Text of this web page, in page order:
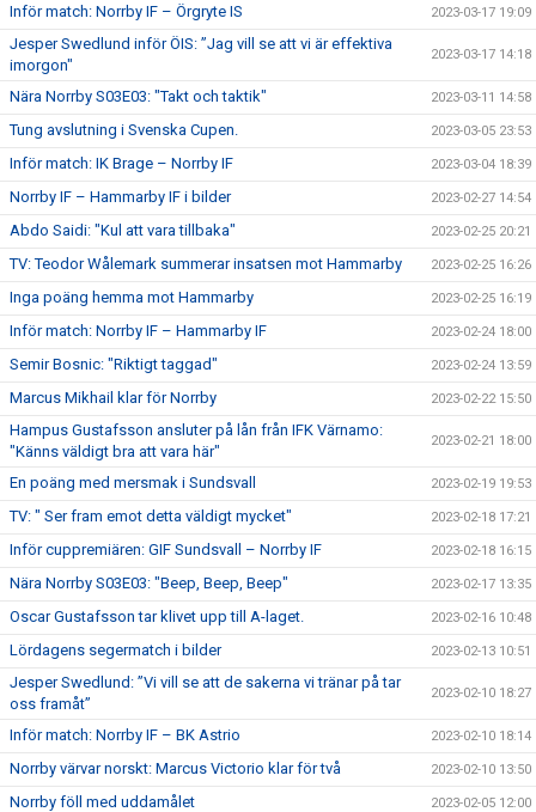
Inför match: Norrby IF – Örgryte IS 2023-03-17 19:09
Jesper Swedlund inför ÖIS: ”Jag vill se att vi är effektiva
imorgon"
2023-03-17 14:18
Nära Norrby S03E03: "Takt och taktik" 2023-03-11 14:58
Tung avslutning i Svenska Cupen. 2023-03-05 23:53
Inför match: IK Brage – Norrby IF 2023-03-04 18:39
Norrby IF – Hammarby IF i bilder 2023-02-27 14:54
Abdo Saidi: "Kul att vara tillbaka" 2023-02-25 20:21
TV: Teodor Wålemark summerar insatsen mot Hammarby 2023-02-25 16:26
Inga poäng hemma mot Hammarby 2023-02-25 16:19
Inför match: Norrby IF – Hammarby IF 2023-02-24 18:00
Semir Bosnic: "Riktigt taggad" 2023-02-24 13:59
Marcus Mikhail klar för Norrby 2023-02-22 15:50
Hampus Gustafsson ansluter på lån från IFK Värnamo:
"Känns väldigt bra att vara här"
2023-02-21 18:00
En poäng med mersmak i Sundsvall 2023-02-19 19:53
TV: " Ser fram emot detta väldigt mycket" 2023-02-18 17:21
Inför cuppremiären: GIF Sundsvall – Norrby IF 2023-02-18 16:15
Nära Norrby S03E03: "Beep, Beep, Beep" 2023-02-17 13:35
Oscar Gustafsson tar klivet upp till A-laget. 2023-02-16 10:48
Lördagens segermatch i bilder 2023-02-13 10:51
Jesper Swedlund: ”Vi vill se att de sakerna vi tränar på tar
oss framåt”
2023-02-10 18:27
Inför match: Norrby IF – BK Astrio 2023-02-10 18:14
Norrby värvar norskt: Marcus Victorio klar för två 2023-02-10 13:50
Norrby föll med uddamålet 2023-02-05 12:00